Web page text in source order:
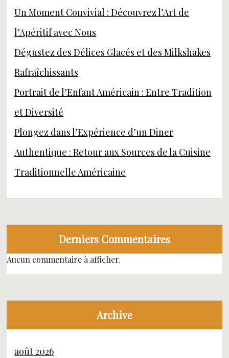
Un Moment Convivial : Découvrez l’Art de
l’Apéritif avec Nous
Dégustez des Délices Glacés et des Milkshakes
Rafraîchissants
Portrait de l’Enfant Américain : Entre Tradition
et Diversité
Plongez dans l’Expérience d’un Diner
Authentique : Retour aux Sources de la Cuisine
Traditionnelle Américaine
Derniers Commentaires
Aucun commentaire à afficher.
Archive
août 2026